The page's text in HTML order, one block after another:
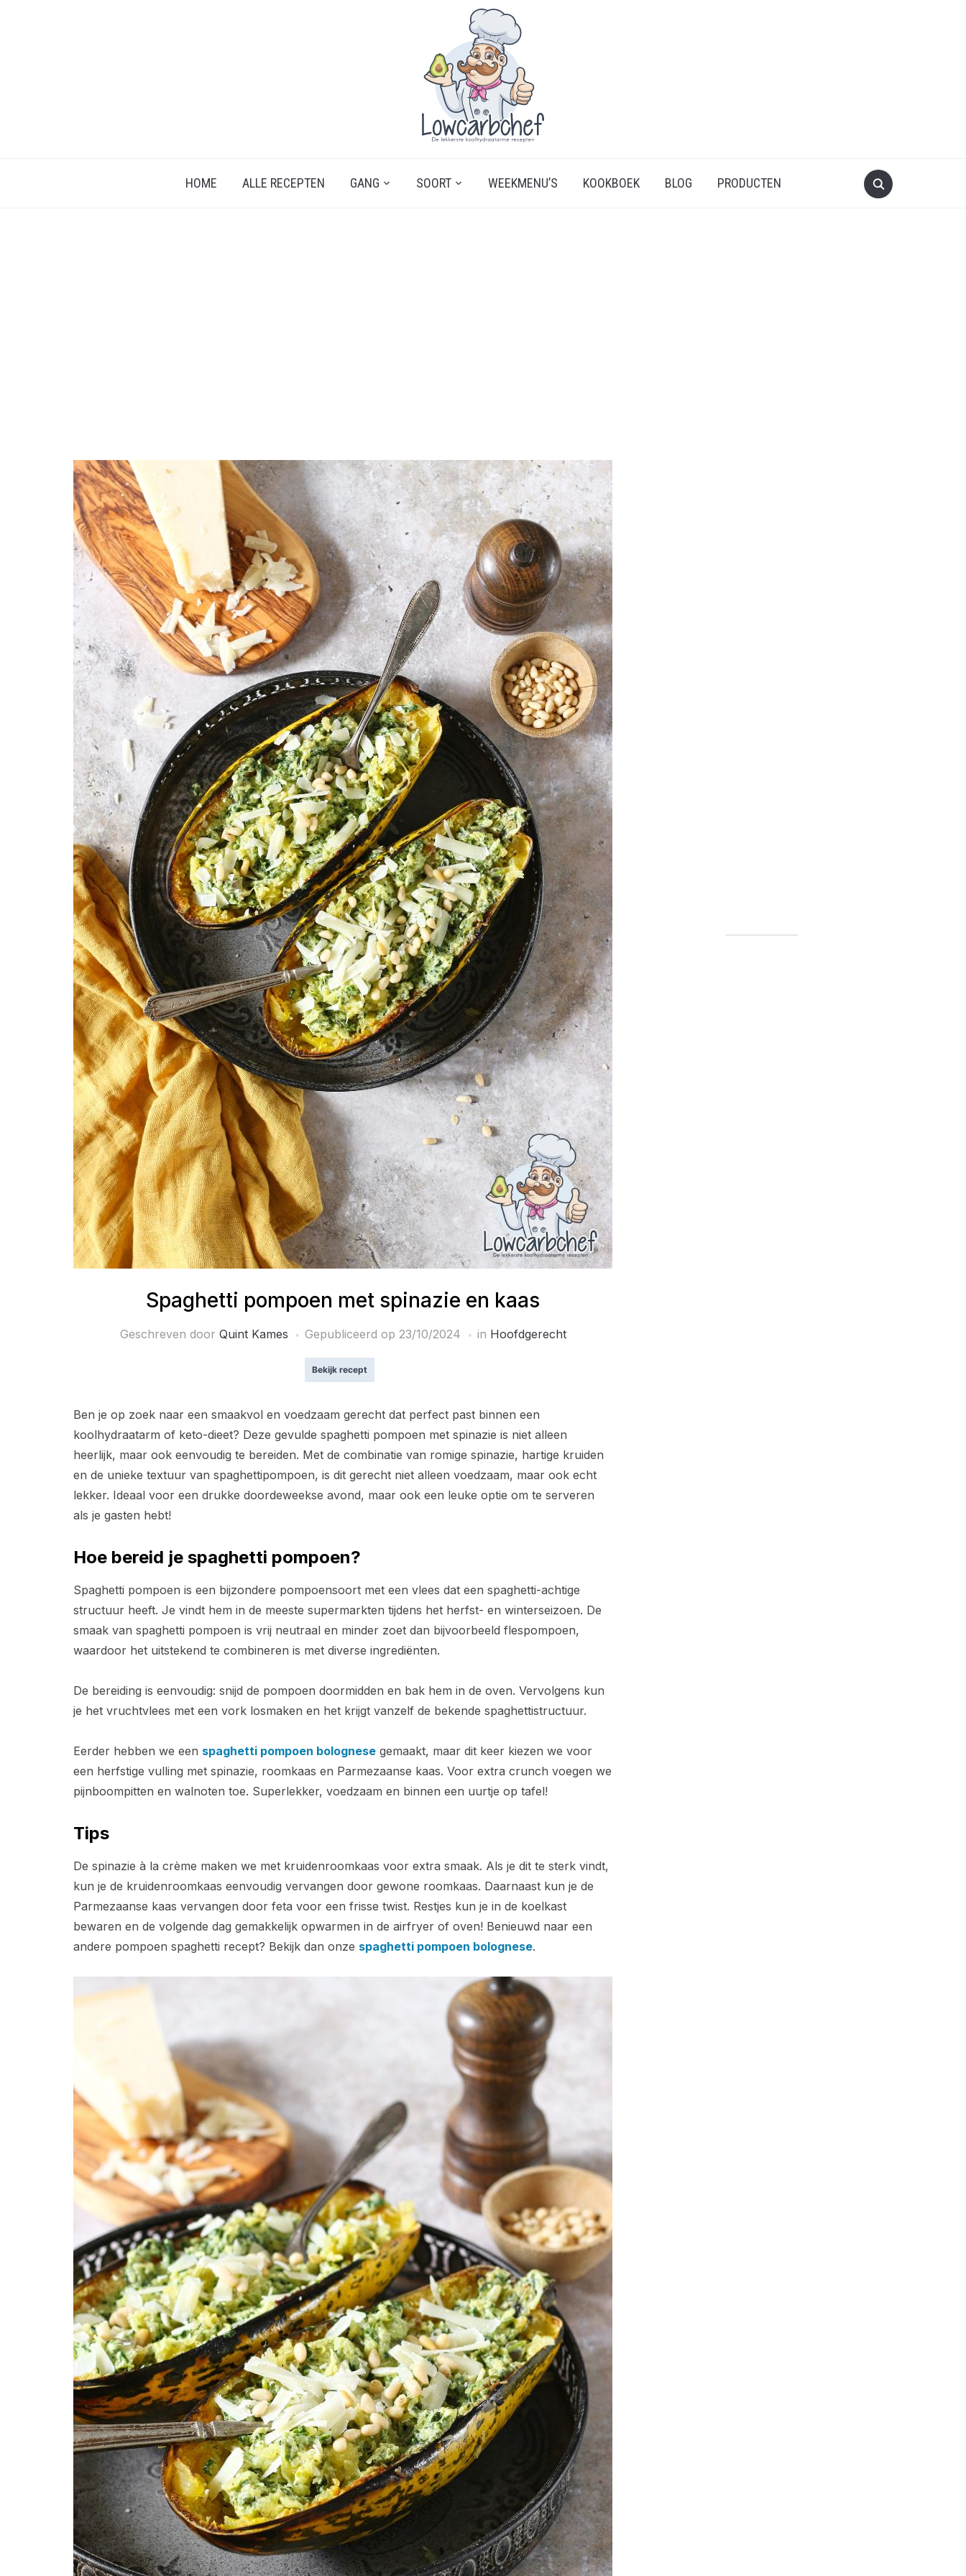
HOME ALLE RECEPTEN GANG SOORT WEEKMENU’S KOOKBOEK BLOG PRODUCTEN
Spaghetti pompoen met spinazie en kaas
Geschreven door Quint Kames Gepubliceerd op 23/10/2024 in Hoofdgerecht
Bekijk recept
Ben je op zoek naar een smaakvol en voedzaam gerecht dat perfect past binnen een
koolhydraatarm of keto-dieet? Deze gevulde spaghetti pompoen met spinazie is niet alleen
heerlijk, maar ook eenvoudig te bereiden. Met de combinatie van romige spinazie, hartige kruiden
en de unieke textuur van spaghettipompoen, is dit gerecht niet alleen voedzaam, maar ook echt
lekker. Ideaal voor een drukke doordeweekse avond, maar ook een leuke optie om te serveren
als je gasten hebt!
Hoe bereid je spaghetti pompoen?
Spaghetti pompoen is een bijzondere pompoensoort met een vlees dat een spaghetti-achtige
structuur heeft. Je vindt hem in de meeste supermarkten tijdens het herfst- en winterseizoen. De
smaak van spaghetti pompoen is vrij neutraal en minder zoet dan bijvoorbeeld flespompoen,
waardoor het uitstekend te combineren is met diverse ingrediënten.
De bereiding is eenvoudig: snijd de pompoen doormidden en bak hem in de oven. Vervolgens kun
je het vruchtvlees met een vork losmaken en het krijgt vanzelf de bekende spaghettistructuur.
Eerder hebben we een spaghetti pompoen bolognese gemaakt, maar dit keer kiezen we voor
een herfstige vulling met spinazie, roomkaas en Parmezaanse kaas. Voor extra crunch voegen we
pijnboompitten en walnoten toe. Superlekker, voedzaam en binnen een uurtje op tafel!
Tips
De spinazie à la crème maken we met kruidenroomkaas voor extra smaak. Als je dit te sterk vindt,
kun je de kruidenroomkaas eenvoudig vervangen door gewone roomkaas. Daarnaast kun je de
Parmezaanse kaas vervangen door feta voor een frisse twist. Restjes kun je in de koelkast
bewaren en de volgende dag gemakkelijk opwarmen in de airfryer of oven! Benieuwd naar een
andere pompoen spaghetti recept? Bekijk dan onze spaghetti pompoen bolognese.